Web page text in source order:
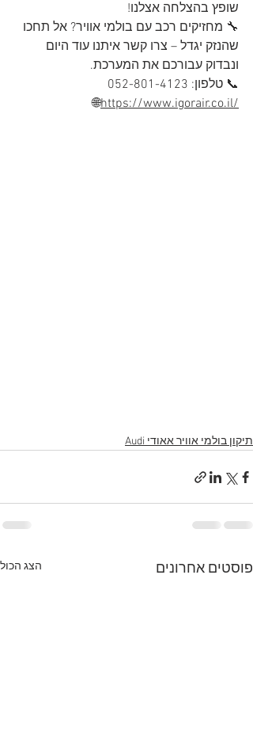
שופץ בהצלחה אצלנו!
🔧 מחזיקים רכב עם בולמי אוויר? אל תחכו
שהנזק יגדל – צרו קשר איתנו עוד היום
ונבדוק עבורכם את המערכת.
📞 טלפון: 052-801-4123
🌐https://www.igorair.co.il/
תיקון בולמי אוויר אאודי Audi
פוסטים אחרונים הצג הכול